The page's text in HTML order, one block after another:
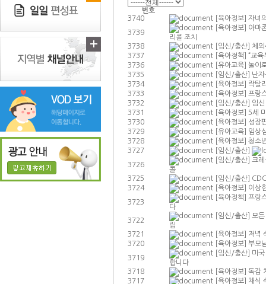
번호
3740
[육아정보] 자녀
3739
[육아정보]
아마
리콜 조치
3738
[임신/출산]
체
3737
[육아정책]
“교육
3736
[유아교육] 놀이
3735
[임신/출산]
난
3734
[육아정보]
락탈
3733
[육아정보] 프랑
3732
[임신/출산]
임
3731
[육아정보]
5세
3730
[육아정보]
성장
3729
[유아교육]
임상
3728
[육아정보] 청소
3727
[임신/출산]
3726
[임신/출산] 크
콜
3725
[임신/출산]
3724
[육아정보]
이상
3723
[육아정책]
프랑
다
3722
[임신/출산] 모
립
3721
[육아정보]
저녁
3720
[육아정보] 부모
3719
[임신/출산]
미
합니다
3718
[육아정보] 독감
3717
[육아정보] 채식